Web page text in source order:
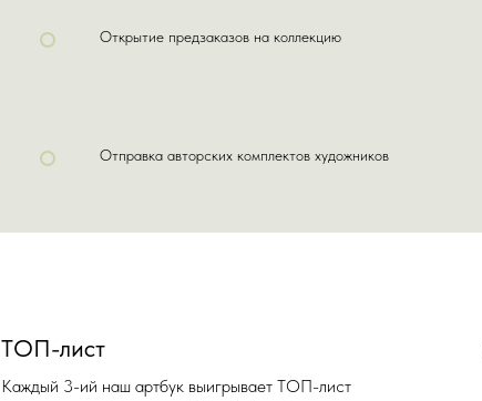
нашему куратору художников в вк
Открытие предзаказов на коллекцию
Отправка авторских комплектов художников
ТОП-лист
Каждый 3-ий наш артбук выигрывает ТОП-лист